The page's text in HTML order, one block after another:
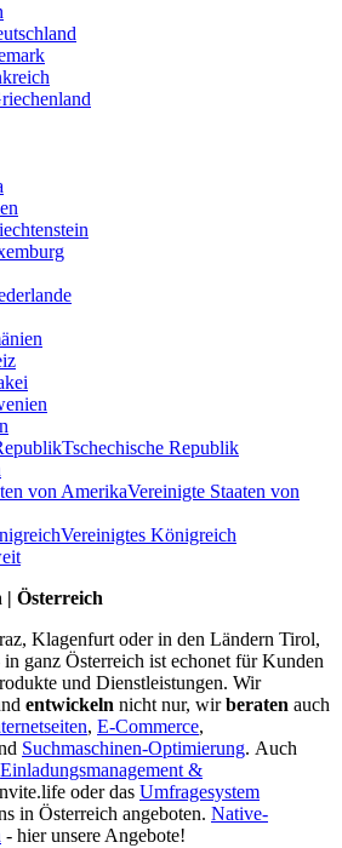
Tschechische Republik
Vereinigte Staaten von
Vereinigtes Königreich
| Österreich
Klagenfurt oder in den Ländern Tirol,
ganz Österreich ist echonet für Kunden
und Dienstleistungen. Wir
entwickeln nicht nur, wirberaten auch
, E-Commerce,
Suchmaschinen-Optimierung. Auch
Einladungsmanagement &
oder das Umfragesystem
in Österreich angeboten. Native-
- hier unsere Angebote!